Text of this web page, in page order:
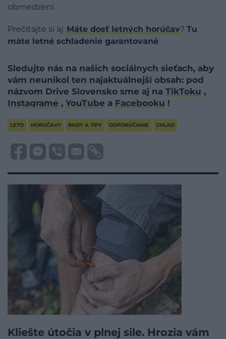
obmedzení.
Prečítajte si aj: Máte dosť letných horúčav? Tu
máte letné schladenie garantované
Sledujte nás na našich sociálnych sieťach, aby
vám neunikol ten najaktuálnejší obsah: pod
názvom Drive Slovensko sme aj na TikToku ,
Instagrame , YouTube a Facebooku !
LETO HORÚČAVY RADY A TIPY ODPORÚČANIE CHLAD
Kliešte útočia v plnej sile. Hrozia vám